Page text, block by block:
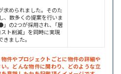
められました。そのた
数多くの提案を行いま
の2つが採用され、｢居
ト削減」を同時に実現
ました。
件やプロジェクトごとに物件の詳細や
。どんな物件に関わり、どのような立